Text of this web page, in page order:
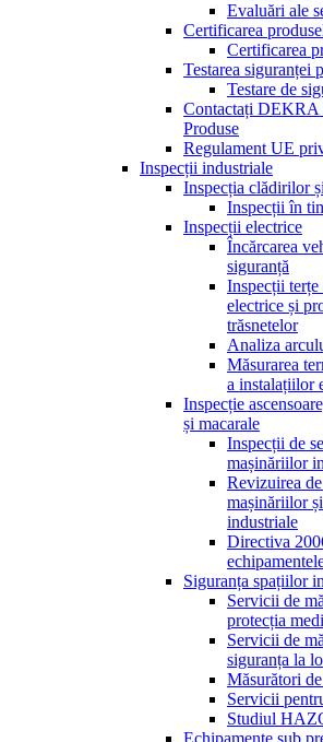
Evaluări ale
Certificarea
Certificarea
Testarea siguranței
Testare de
Contactați
Produse
Regulament UE
Inspecții industriale
Inspecția clădirilor
Inspecții în
Inspecții electrice
Încărcarea
siguranță
Inspecții
electrice și
trăsnetelor
Analiza
Măsurarea
a instalațiilor
Inspecție
și macarale
Inspecții de
mașinăriilor
Revizuirea
mașinăriilor
industriale
Directiva
Siguranța spațiilor
Servicii de
protecția
Servicii de
siguranța la
Măsurători
Servicii
Studiul
Echipamente sub